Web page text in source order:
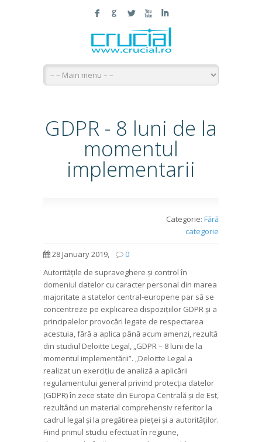
F G L X I
GDPR - 8 luni de la
momentul
implementarii
Categorie: Fără
categorie
28 January 2019,
0
Autoritățile de supraveghere și control în
domeniul datelor cu caracter personal din marea
majoritate a statelor central-europene par să se
concentreze pe explicarea dispozițiilor GDPR și a
principalelor provocări legate de respectarea
acestuia, fără a aplica până acum amenzi, rezultă
din studiul Deloitte Legal, „GDPR – 8 luni de la
momentul implementării”. „Deloitte Legal a
realizat un exercițiu de analiză a aplicării
regulamentului general privind protecția datelor
(GDPR) în zece state din Europa Centrală și de Est,
rezultând un material comprehensiv referitor la
cadrul legal și la pregătirea pieței și a autorităților.
Fiind primul studiu efectuat în regiune,